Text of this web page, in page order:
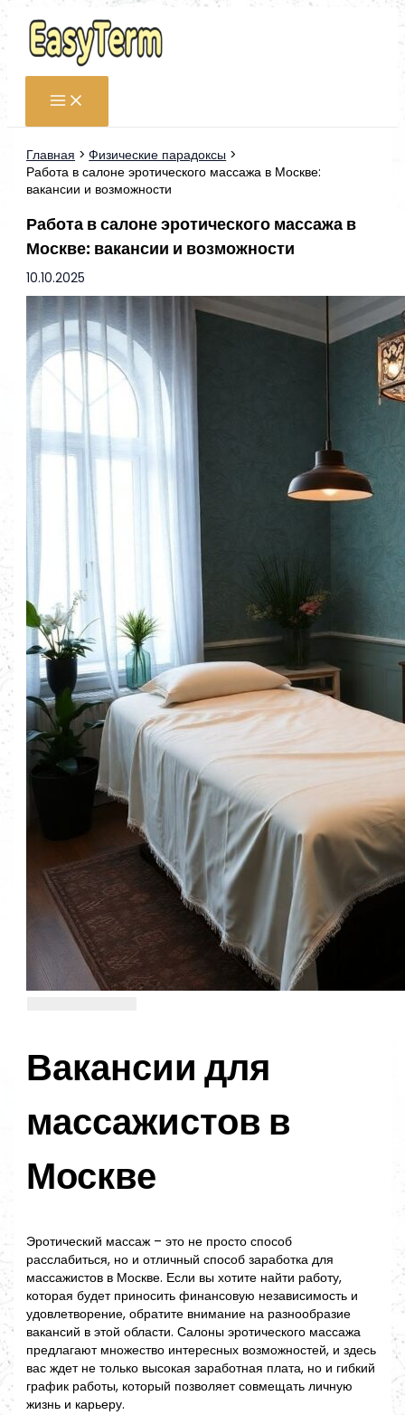
Перейти
содержимому
Главная
Физические парадоксы
Работа в салоне эротического массажа в Москве:
вакансии и возможности
Работа в салоне эротического массажа в
Москве: вакансии и возможности
10.10.2025
Вакансии для
массажистов в
Москве
Эротический массаж – это не просто способ
расслабиться, но и отличный способ заработка для
массажистов в Москве. Если вы хотите найти работу,
которая будет приносить финансовую независимость и
удовлетворение, обратите внимание на разнообразие
вакансий в этой области. Салоны эротического массажа
предлагают множество интересных возможностей, и здесь
вас ждет не только высокая заработная плата, но и гибкий
график работы, который позволяет совмещать личную
жизнь и карьеру.